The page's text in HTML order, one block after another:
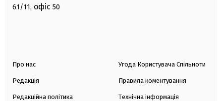
61/11, офіс 50
Про нас
Редакція
Редакційна політика
Угода Користувача Спільноти
Правила коментування
Технічна інформація